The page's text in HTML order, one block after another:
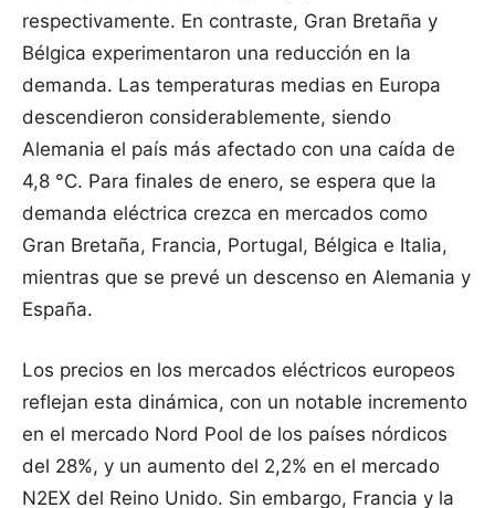
respectivamente. En contraste, Gran Bretaña y
Bélgica experimentaron una reducción en la
demanda. Las temperaturas medias en Europa
descendieron considerablemente, siendo
Alemania el país más afectado con una caída de
4,8 °C. Para finales de enero, se espera que la
demanda eléctrica crezca en mercados como
Gran Bretaña, Francia, Portugal, Bélgica e Italia,
mientras que se prevé un descenso en Alemania y
España.
Los precios en los mercados eléctricos europeos
reflejan esta dinámica, con un notable incremento
en el mercado Nord Pool de los países nórdicos
del 28%, y un aumento del 2,2% en el mercado
N2EX del Reino Unido. Sin embargo, Francia y la